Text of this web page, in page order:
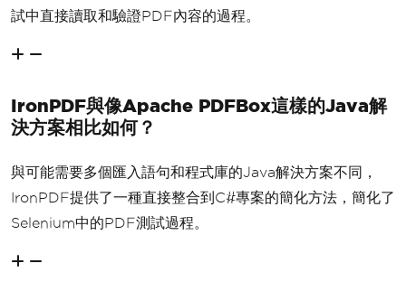
試中直接讀取和驗證PDF內容的過程。
IronPDF與像Apache PDFBox這樣的Java解
決方案相比如何？
與可能需要多個匯入語句和程式庫的Java解決方案不同，
IronPDF提供了一種直接整合到C#專案的簡化方法，簡化了
Selenium中的PDF測試過程。